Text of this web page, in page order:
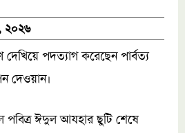
২০২৬
দেখিয়ে পদত্যাগ করেছেন পার্বত্য
দেওয়ান।
ঈদুল আযহার ছুটি শেষে